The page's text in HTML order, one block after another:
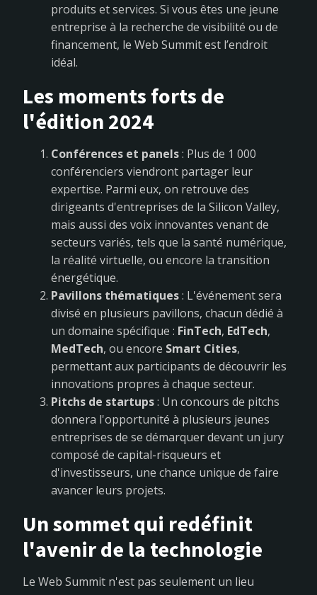
produits et services. Si vous êtes une jeune
entreprise à la recherche de visibilité ou de
financement, le Web Summit est l’endroit
idéal.
Les moments forts de
l'édition 2024
Conférences et panels: Plus de 1 000
conférenciers viendront partager leur
expertise. Parmi eux, on retrouve des
dirigeants d'entreprises de la Silicon Valley,
mais aussi des voix innovantes venant de
secteurs variés, tels que la santé numérique,
la réalité virtuelle, ou encore la transition
énergétique.
Pavillons thématiques: L'événement sera
divisé en plusieurs pavillons, chacun dédié à
un domaine spécifique : FinTech, EdTech,
MedTech, ou encore Smart Cities,
permettant aux participants de découvrir les
innovations propres à chaque secteur.
Pitchs de startups: Un concours de pitchs
donnera l'opportunité à plusieurs jeunes
entreprises de se démarquer devant un jury
composé de capital-risqueurs et
d'investisseurs, une chance unique de faire
avancer leurs projets.
Un sommet qui redéfinit
l'avenir de la technologie
Le Web Summit n'est pas seulement un lieu